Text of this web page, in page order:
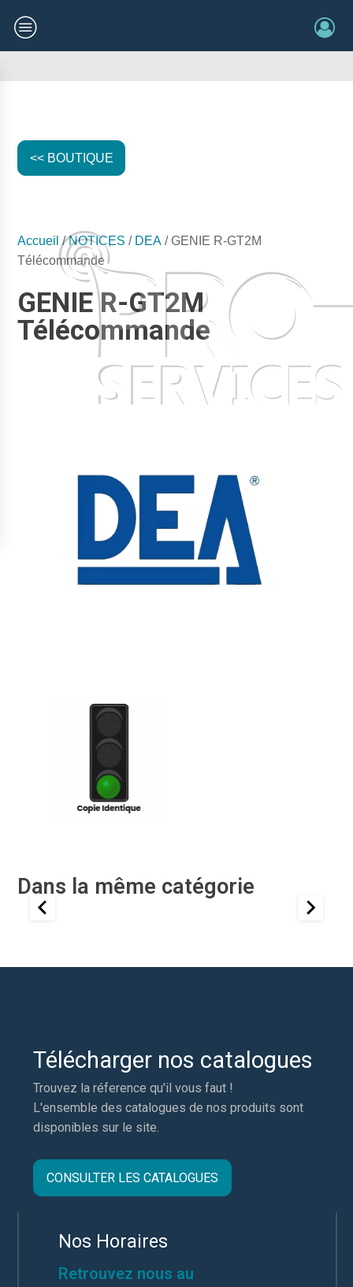
<< BOUTIQUE
Accueil /NOTICES / DEA / GENIE R-GT2M
Télécommande
GENIE R-GT2M
Télécommande
Dans la même catégorie
Télécharger nos catalogues
Trouvez la réference qu'il vous faut !
L'ensemble des catalogues de nos produits sont
disponibles sur le site.
CONSULTER LES CATALOGUES
Nos Horaires
Retrouvez nous au